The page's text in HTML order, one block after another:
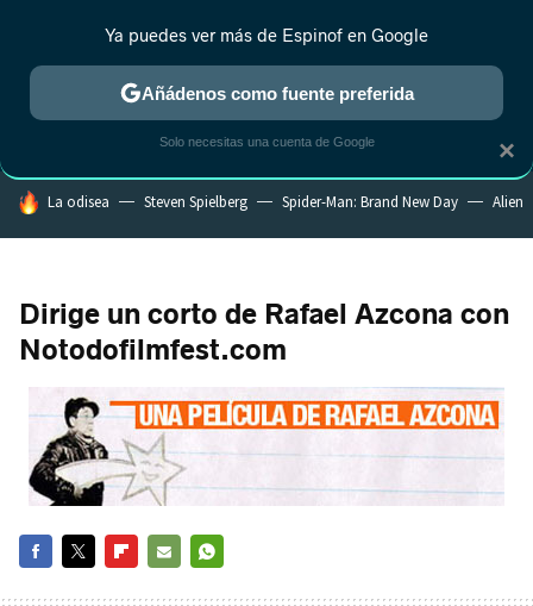
ESTRENOS REALITY ANIME RANKINGS CINE
HOY SE HABLA DE
La odisea Steven Spielberg Spider-Man: Brand New Day Alien
Dirige un corto de Rafael Azcona con
Notodofilmfest.com
×
Ya puedes ver más de Espinof en Google
Añádenos como fuente preferida
Solo necesitas una cuenta de Google